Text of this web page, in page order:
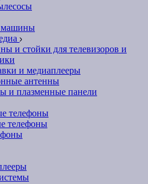
и стойки для телевизоров и
и медиаплееры
антенны
и плазменные панели
телефоны
телефоны